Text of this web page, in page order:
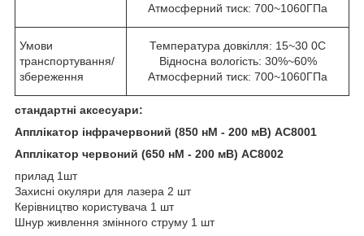
Атмосферний тиск: 700~1060ГПа
Умови
транспортування/
збереження
Температура довкілля: 15~30 0C
Відносна вологість: 30%~60%
Атмосферний тиск: 700~1060ГПа
стандартні аксесуари:
Апплікатор інфрачервоний (850 нМ - 200 мВ) AC8001
Апплікатор червоний (650 нМ - 200 мВ) AC8002
прилад 1шт
Захисні окуляри для лазера 2 шт
Керівництво користувача 1 шт
Шнур живлення змінного струму 1 шт